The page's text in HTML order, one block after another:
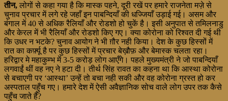
तीन, लोगों से कहा गया है कि मास्क पहने, दूरी रखें पर हमारे राजनेता मज़े से
चुनाव प्रचार में लगे रहे जहाँ इन पाबन्दियाँ की धज्जियाँ उड़ाई गई। असम और
बंगाल में 40 से अधिक रैलियाँ और रोडशो हो चुकें है। इसी अनुपात से तमिलनाडु
और केरल में भी रैलियाँ और रोडशो किए गए। क्या कोरोना को रिश्वत दी गई थी
कि उधर न भटके? चुनाव आयोग ने भी ग़ौर नही किया। देश के कुछ हिस्सों में
रात का कर्फ़्यू है पर कुछ हिस्सों में प्रचार बेख़ौफ़ और बेमास्क चलता रहा।
हरिद्वार मे महाकुम्भ में 3-5 करोड़ लोग आएँगे। पहले मुख्यमंत्री ने जो पाबन्दियाँ
लगवाईं थीं वह नए ने हटा दी। तीर्थ सिंह रावत का कहना था कि आस्था कोरोना
से बचाएगी पर ‘आस्था’ उन्हें तो बचा नही सकी और वह कोरोना ग्रस्त हो कर
अस्पताल पहुँच गए। हमारे देश में ऐसी अवैज्ञानिक सोच वाले लोग उपर तक कैसे
पहुँच जाते हैं?